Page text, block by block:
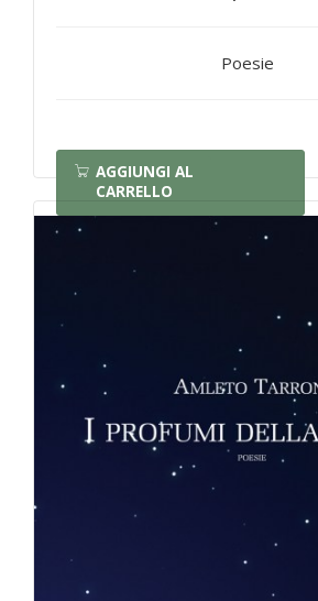
Poesie
AGGIUNGI AL
CARRELLO